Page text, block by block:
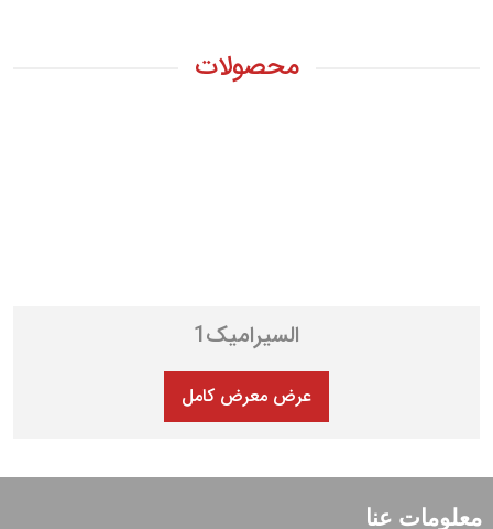
محصولات
السیرامیک1
عرض معرض كامل
معلومات عنا